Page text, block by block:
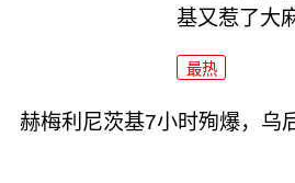
基又惹了大
最热
赫梅利尼茨基7小时殉爆，乌